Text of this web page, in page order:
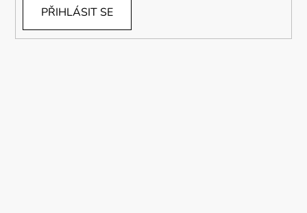
PŘIHLÁSIT SE